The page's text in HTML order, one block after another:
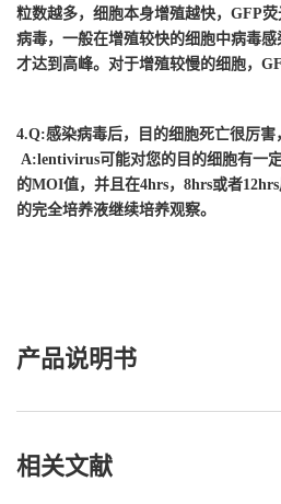
粒数越多，细胞本身增殖越快，GFP
病毒，一般在增殖较快的细胞中病毒
才达到高峰。对于增殖较慢的细胞，
4.Q:感染病毒后，目的细胞死亡很厉害
A:lentivirus可能对您的目的细胞有一
的MOI值，并且在4hrs，8hrs或者
的完全培养液继续培养观察。
产品说明书
相关文献